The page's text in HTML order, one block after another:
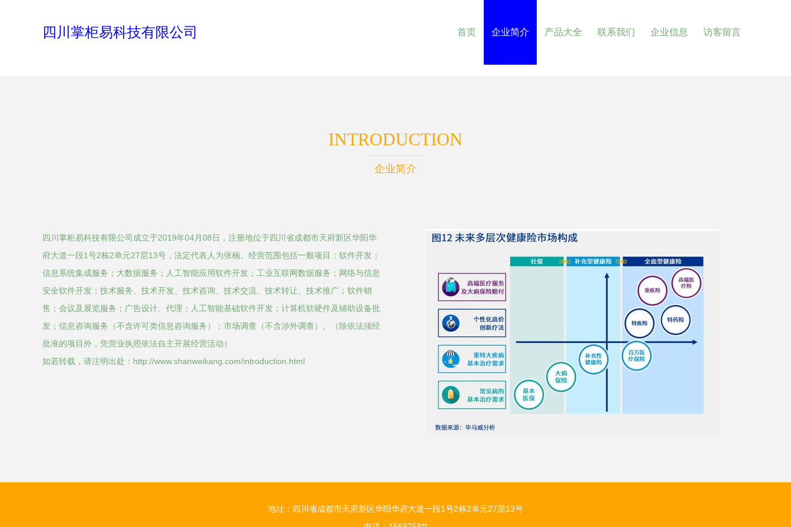
四川掌柜易科技有限公司 首页 企业简介 产品大全 联系我们 企业信息 访客留言
INTRODUCTION
企业简介
四川掌柜易科技有限公司成立于2019年04月08日，注册地位于四川省成都市天府新区华阳华
府大道一段1号2栋2单元27层13号，法定代表人为张楠。经营范围包括一般项目：软件开发；
信息系统集成服务；大数据服务；人工智能应用软件开发；工业互联网数据服务；网络与信息
安全软件开发；技术服务、技术开发、技术咨询、技术交流、技术转让、技术推广；软件销
售；会议及展览服务；广告设计、代理；人工智能基础软件开发；计算机软硬件及辅助设备批
发；信息咨询服务（不含许可类信息咨询服务）；市场调查（不含涉外调查）。（除依法须经
批准的项目外，凭营业执照依法自主开展经营活动）
如若转载，请注明出处：http://www.shanweikang.com/introduction.html
地址：四川省成都市天府新区华阳华府大道一段1号2栋2单元27层13号